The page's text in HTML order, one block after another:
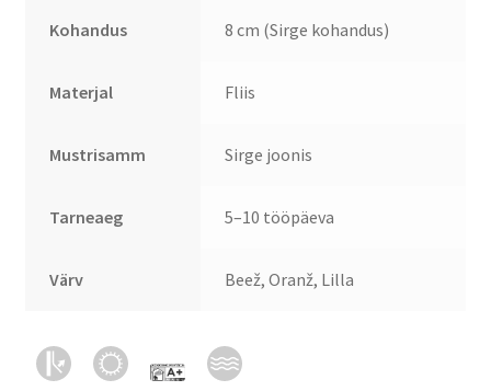
Kohandus 8 cm (Sirge kohandus)
Materjal Fliis
Mustrisamm Sirge joonis
Tarneaeg 5–10 tööpäeva
Värv Beež, Oranž, Lilla